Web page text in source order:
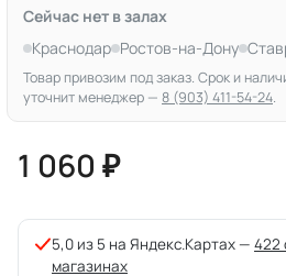
Сейчас нет в залах
Краснодар Ростов-на-Дону
Товар привозим под заказ. Срок и
уточнит менеджер — 8 (903) 411-54-24.
1 060 ₽
5,0 из 5 на Яндекс.Картах — 422
магазинах